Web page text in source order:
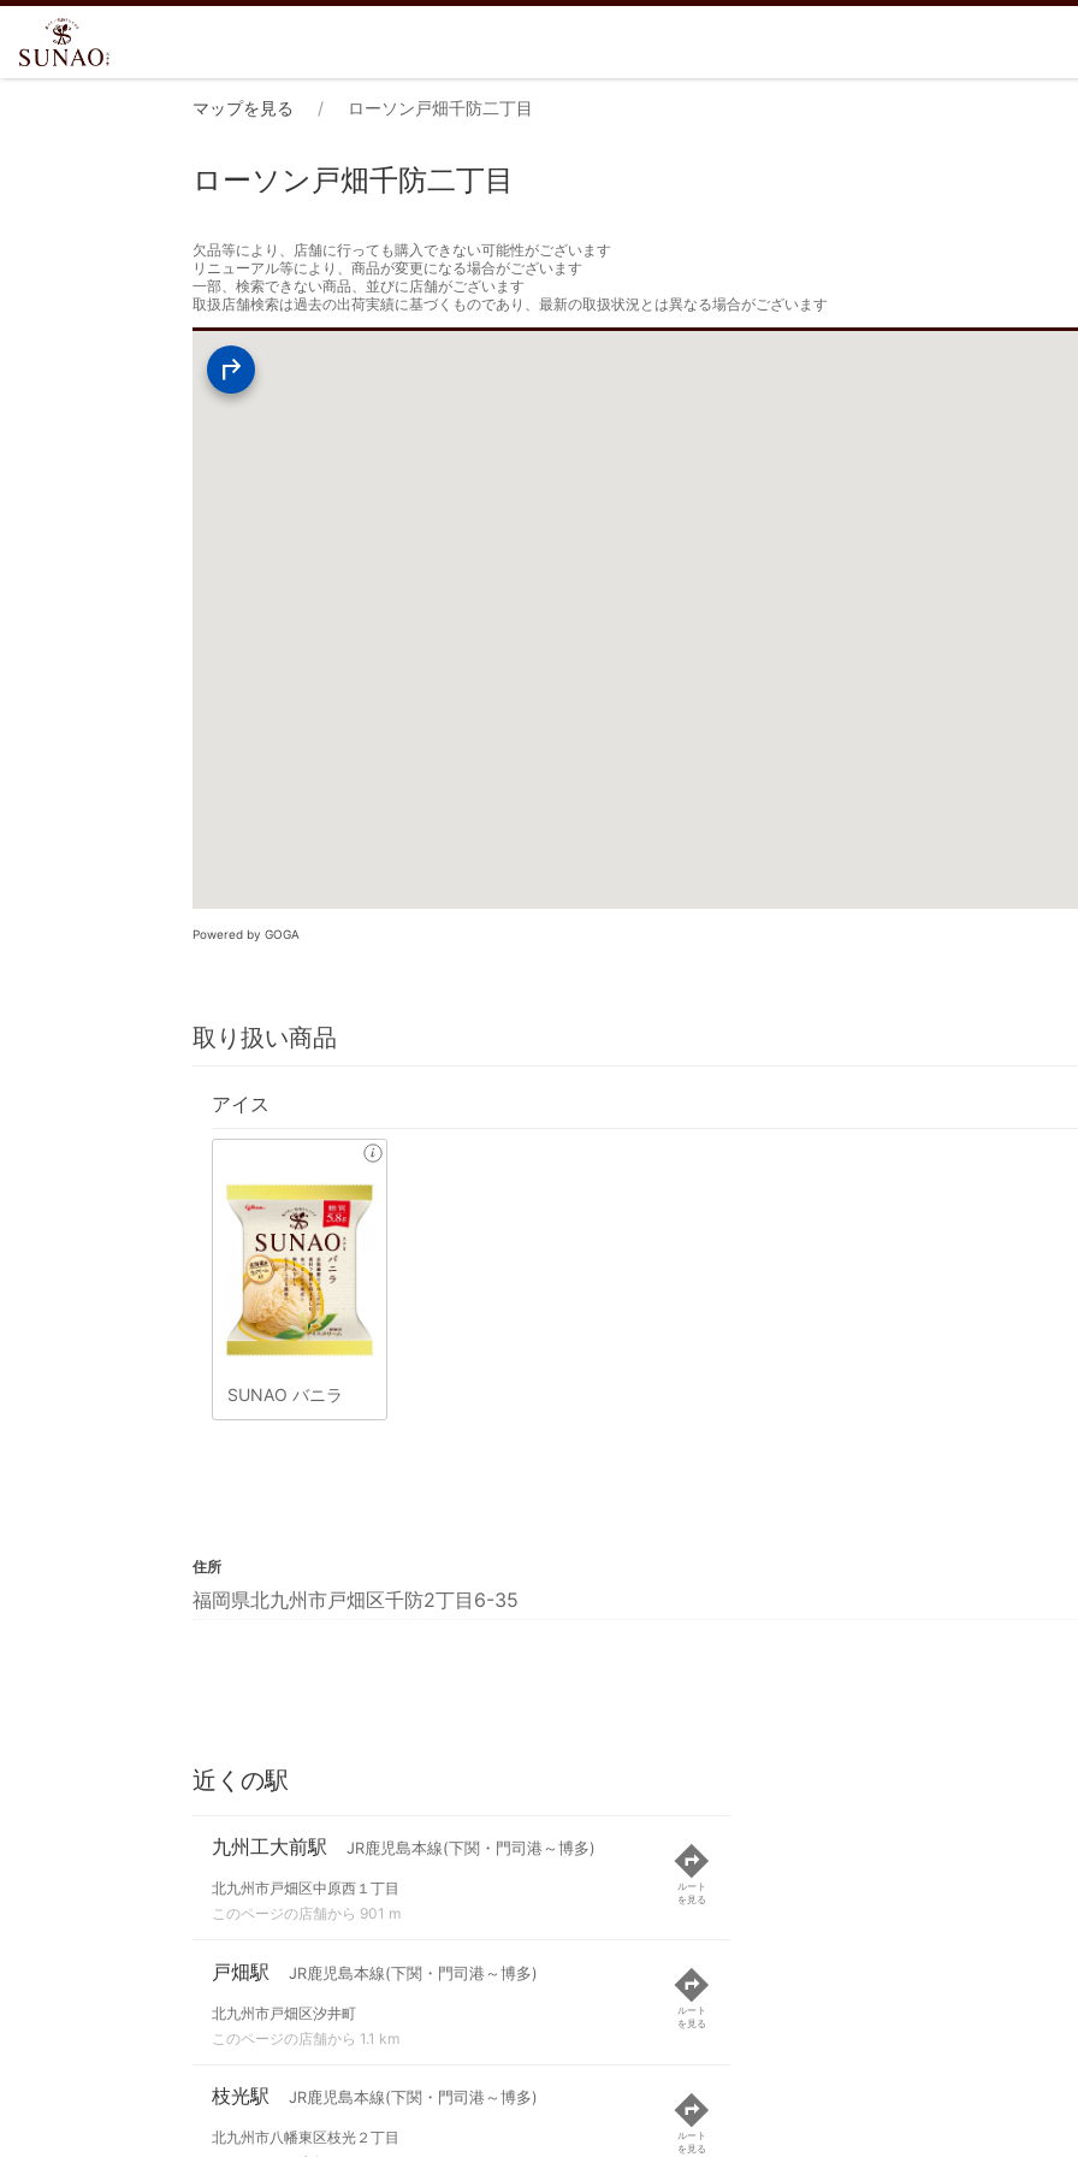
マップを見る ローソン戸畑千防二丁目
ローソン戸畑千防二丁目
欠品等により、店舗に行っても購入できない可能性がございます
リニューアル等により、商品が変更になる場合がございます
一部、検索できない商品、並びに店舗がございます
取扱店舗検索は過去の出荷実績に基づくものであり、最新の取扱状況とは異なる場合がございます
Powered by GOGA
取り扱い商品
アイス
SUNAO バニラ
住所
福岡県北九州市戸畑区千防2丁目6-35
近くの駅
九州工大前駅 JR鹿児島本線(下関・門司港～博多)
北九州市戸畑区中原西１丁目
このページの店舗から 901 m
ルート
を見る
戸畑駅 JR鹿児島本線(下関・門司港～博多)
北九州市戸畑区汐井町
このページの店舗から 1.1 km
ルート
を見る
枝光駅 JR鹿児島本線(下関・門司港～博多)
北九州市八幡東区枝光２丁目
ルート
を見る